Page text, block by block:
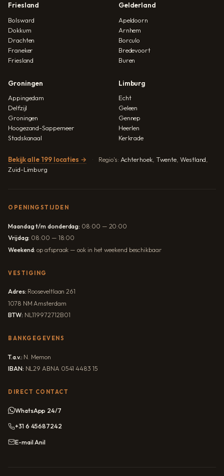
Friesland
Bolsward
Dokkum
Drachten
Franeker
Friesland
Gelderland
Apeldoorn
Arnhem
Borculo
Bredevoort
Buren
Groningen
Appingedam
Delfzijl
Groningen
Hoogezand-Sappemeer
Stadskanaal
Limburg
Echt
Geleen
Gennep
Heerlen
Kerkrade
Bekijk alle 199 locaties → Regio's: Achterhoek, Twente Westland
Zuid-Limburg
OPENINGSTIJDEN
Maandag t/m donderdag: 08:00 — 20:00
Vrijdag: 08:00 — 18:00
Weekend: op afspraak — ook in het weekend beschikbaar
VESTIGING
Adres: Rooseveltlaan 261
1078 NM Amsterdam
BTW: NL119972712B01
BANKGEGEVENS
T.a.v.: N. Memon
IBAN: NL29 ABNA 0541 4483 15
DIRECT CONTACT
WhatsApp 24/7
+31 6 45687242
E-mail Anil